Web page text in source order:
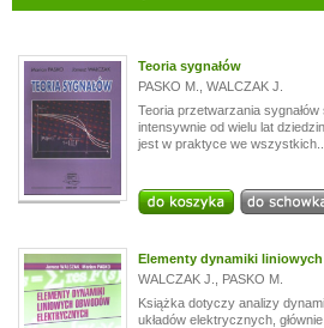
Teoria sygnałów
PASKO M.
WALCZAK J.
Teoria przetwarzania
intensywnie od wielu lat
jest w praktyce we wszystkich...
Elementy dynamiki
WALCZAK J.
PASKO M.
Książka dotyczy analizy
układów elektrycznych,